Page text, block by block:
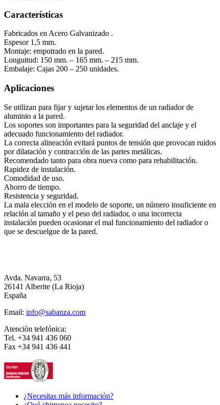
Características
Fabricados en Acero Galvanizado .
Espesor 1,5 mm.
Montaje: empotrado en la pared.
Longuitud: 150 mm. – 165 mm. – 215 mm.
Embalaje: Cajas 200 – 250 unidades.
Aplicaciones
Se utilizan para fijar y sujetar los elementos de un radiador de
aluminio a la pared.
Los soportes son importantes para la seguridad del anclaje y el
adecuado funcionamiento del radiador.
La correcta alineación evitará puntos de tensión que provocan ruidos
por dilatación y contracción de las partes metálicas.
Recomendado tanto para obra nueva como para rehabilitación.
Rapidez de instalación.
Comodidad de uso.
Ahorro de tiempo.
Resistencia y seguridad.
La mala elección en el modelo de soporte, un número insuficiente en
relación al tamaño y el peso del radiador, o una incorrecta
instalación pueden ocasionar el mal funcionamiento del radiador o
que se descuelgue de la pared.
Avda. Navarra, 53
26141 Alberite (La Rioja)
España
Email: info@sabanza.com
Atención telefónica:
Tel. +34 941 436 060
Fax +34 941 436 441
¿Necesitas más información?